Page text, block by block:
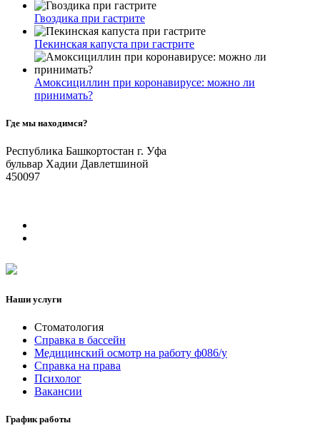
Гвоздика при гастрите
Пекинская капуста при гастрите
Амоксициллин при коронавирусе: можно ли
принимать?
Где мы находимся?
Республика Башкортостан г. Уфа
бульвар Хадии Давлетшиной
450097
Наши услуги
Стоматология
Справка в бассейн
Медицинский осмотр на работу ф086/у
Справка на права
Психолог
Вакансии
График работы